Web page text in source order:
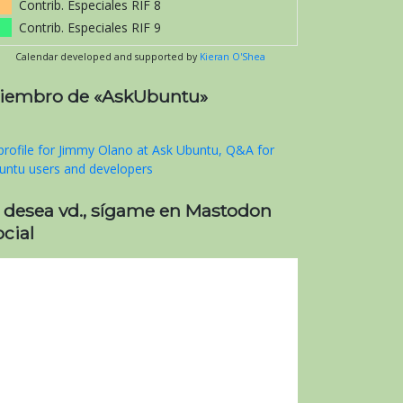
Contrib. Especiales RIF 8
Contrib. Especiales RIF 9
Calendar developed and supported by Kieran O'Shea
de «AskUbuntu»
desea vd., sígame en Mastodon